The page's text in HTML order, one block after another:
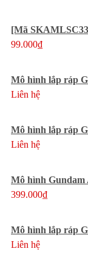
[Mã
99.000₫
Mô hình lắp ráp
Liên hệ
Mô hình lắp ráp
Liên hệ
Mô hình Gundam
399.000₫
Mô hình lắp ráp
Liên hệ